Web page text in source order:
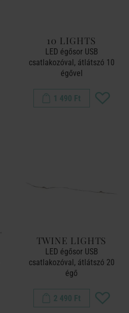
10 LIGHTS
LED égősor USB
csatlakozóval, átlátszó 10
égővel
1 490 Ft
TWINE LIGHTS
LED égősor USB
csatlakozóval, átlátszó 20
égő
2 490 Ft